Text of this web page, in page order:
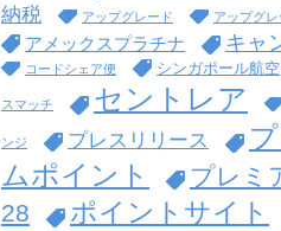
納税
アップグレード アップグレ
アメックスプラチナ キャ
コードシェア便 シンガポール航空
スマッチ セントレア
ンジ プレスリリース
ムポイント
プレミ
28
ポイントサイト